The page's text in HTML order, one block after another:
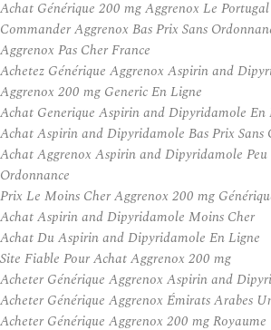
Achat Générique 200 mg Aggrenox Le Portugal
Commander Aggrenox Bas Prix Sans
Aggrenox Pas Cher France
Achetez Générique Aggrenox Aspirin and
Aggrenox 200 mg Generic En Ligne
Achat Generique Aspirin and Dipyridamole En
Achat Aspirin and Dipyridamole Bas Prix Sans
Achat Aggrenox Aspirin and Dipyridamole Peu
Ordonnance
Prix Le Moins Cher Aggrenox 200 mg
Achat Aspirin and Dipyridamole Moins Cher
Achat Du Aspirin and Dipyridamole En Ligne
Site Fiable Pour Achat Aggrenox 200 mg
Acheter Générique Aggrenox Aspirin and
Acheter Générique Aggrenox Émirats Arabes
Acheter Générique Aggrenox 200 mg